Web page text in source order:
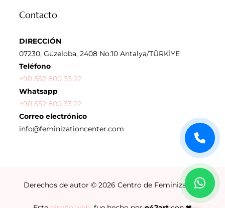
Contacto
DIRECCIÓN
07230, Güzeloba, 2408 No:10 Antalya/TÜRKİYE
Teléfono
+90 552 800 33 22
Whatsapp
+90 552 800 33 22
Correo electrónico
info@feminizationcenter.com
Derechos de autor © 2026 Centro de Feminización